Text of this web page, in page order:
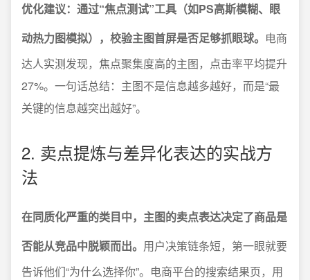
优化建议：通过“焦点测试”工具（如PS高斯模糊、眼
动热力图模拟），校验主图首屏是否足够抓眼球。 电商
达人实测发现，焦点聚集度高的主图，点击率平均提升
27%。一句话总结：主图不是信息越多越好，而是“最
关键的信息越突出越好”。
2. 卖点提炼与差异化表达的实战方
法
在同质化严重的类目中，主图的卖点表达决定了商品是
否能从竞品中脱颖而出。 用户决策链条短，第一眼就要
告诉他们“为什么选择你”。电商平台的搜索结果页，用